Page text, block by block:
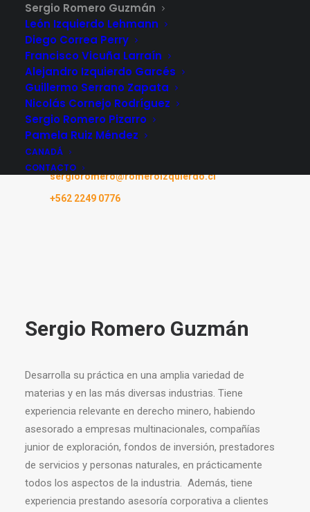
Sergio Romero Guzmán
León Izquierdo Lehmann
Diego Correa Perry
Francisco Vicuña Larraín
Alejandro Izquierdo Garcés
Guillermo Serrano Zapata
Nicolás Cornejo Rodríguez
Sergio Romero Pizarro
Pamela Ruiz Méndez
CANADÁ
CONTACTO
sergioromero@romeroizquierdo.cl
+562 2249 0776
Sergio Romero Guzmán
Desarrolla su práctica en una amplia variedad de
materias y en las más diversas industrias. Tiene
experiencia relevante en derecho minero, habiendo
asesorado a empresas multinacionales, compañías
junior de exploración, fondos de inversión, prestadores
de servicios y personas naturales, en prácticamente
todos los aspectos de la industria. Además, tiene
experiencia prestando asesoría corporativa a clientes